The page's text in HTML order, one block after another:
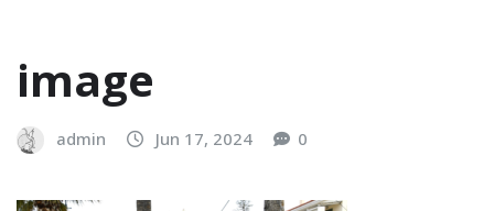
image
admin Jun 17, 2024 0